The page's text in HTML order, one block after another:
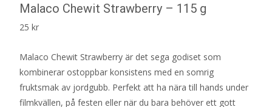
Malaco Chewit Strawberry – 115 g
25 kr
Malaco Chewit Strawberry är det sega godiset som
kombinerar ostoppbar konsistens med en somrig
fruktsmak av jordgubb. Perfekt att ha nära till hands under
filmkvällen, på festen eller när du bara behöver ett gott